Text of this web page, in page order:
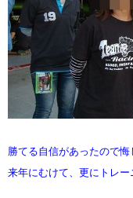
勝てる自信があったので悔
来年にむけて、更にトレー